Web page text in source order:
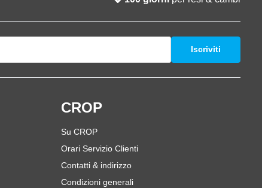
Iscriviti
CROP
Su CROP
Orari Servizio Clienti
Contatti & indirizzo
Condizioni generali